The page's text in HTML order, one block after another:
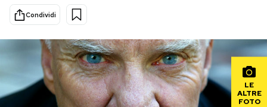
Scienza
Economia
Sport
Altrecose
Mondiali calcio 2026
Condividi
LE
ALTRE
FOTO